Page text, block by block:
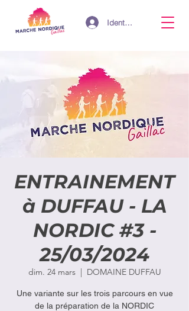
Identifiant
ENTRAINEMENT
à DUFFAU - LA
NORDIC #3 -
25/03/2024
dim. 24 mars
  |
DOMAINE DUFFAU
Une variante sur les trois parcours en vue
de la préparation de la NORDIC